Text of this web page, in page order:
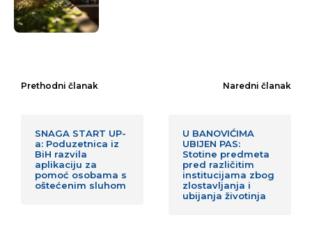
Prethodni članak
SNAGA START UP-
a: Poduzetnica iz
BiH razvila
aplikaciju za
pomoć osobama s
oštećenim sluhom
Naredni članak
U BANOVIĆIMA
UBIJEN PAS:
Stotine predmeta
pred različitim
institucijama zbog
zlostavljanja i
ubijanja životinja